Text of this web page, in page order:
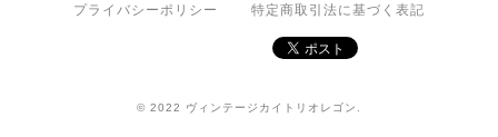
プライバシーポリシー 特定商取引法に基づく表記
© 2022 ヴィンテージカイトリオレゴン.